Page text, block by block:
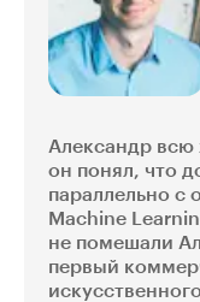
Александр всю
он понял, что
параллельно с
Machine
не помешали
первый